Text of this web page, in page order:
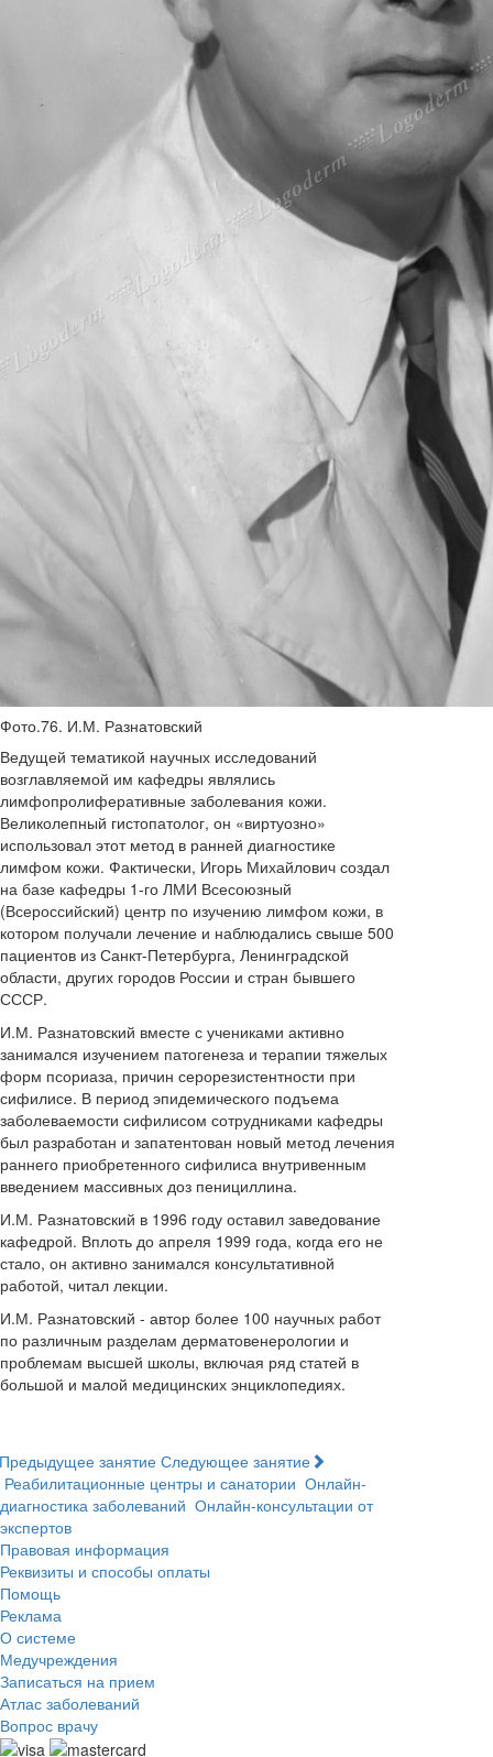
Фото.76. И.М. Разнатовский
Ведущей тематикой научных исследований
возглавляемой им кафедры являлись
лимфопролиферативные заболевания кожи.
Великолепный гистопатолог, он «виртуозно»
использовал этот метод в ранней диагностике
лимфом кожи. Фактически, Игорь Михайлович создал
на базе кафедры 1-го ЛМИ Всесоюзный
(Всероссийский) центр по изучению лимфом кожи, в
котором получали лечение и наблюдались свыше 500
пациентов из Санкт-Петербурга, Ленинградской
области, других городов России и стран бывшего
СССР.
И.М. Разнатовский вместе с учениками активно
занимался изучением патогенеза и терапии тяжелых
форм псориаза, причин серорезистентности при
сифилисе. В период эпидемического подъема
заболеваемости сифилисом сотрудниками кафедры
был разработан и запатентован новый метод лечения
раннего приобретенного сифилиса внутривенным
введением массивных доз пенициллина.
И.М. Разнатовский в 1996 году оставил заведование
кафедрой. Вплоть до апреля 1999 года, когда его не
стало, он активно занимался консультативной
работой, читал лекции.
И.М. Разнатовский - автор более 100 научных работ
по различным разделам дерматовенерологии и
проблемам высшей школы, включая ряд статей в
большой и малой медицинских энциклопедиях.
Предыдущее занятие Следующее занятие
Реабилитационные центры и санатории Онлайн-
диагностика заболеваний Онлайн-консультации от
экспертов
Правовая информация
Реквизиты и способы оплаты
Помощь
Реклама
О системе
Медучреждения
Записаться на прием
Атлас заболеваний
Вопрос врачу